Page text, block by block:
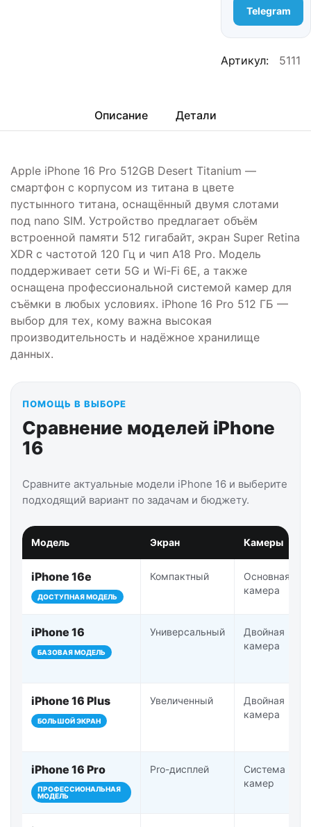
Telegram
Артикул: 5111
Описание Детали
Apple iPhone 16 Pro 512GB Desert Titanium —
смартфон с корпусом из титана в цвете
пустынного титана, оснащённый двумя слотами
под nano SIM. Устройство предлагает объём
встроенной памяти 512 гигабайт, экран Super Retina
XDR с частотой 120 Гц и чип A18 Pro. Модель
поддерживает сети 5G и Wi‑Fi 6E, а также
оснащена профессиональной системой камер для
съёмки в любых условиях. iPhone 16 Pro 512 ГБ —
выбор для тех, кому важна высокая
производительность и надёжное хранилище
данных.
ПОМОЩЬ В ВЫБОРЕ
Сравнение моделей iPhone
16
Сравните актуальные модели iPhone 16 и выберите
подходящий вариант по задачам и бюджету.
Модель Экран Камеры
iPhone 16e
ДОСТУПНАЯ МОДЕЛЬ
Компактный
Основная
камера
iPhone 16
БАЗОВАЯ МОДЕЛЬ
Универсальный
Двойная
камера
iPhone 16 Plus
БОЛЬШОЙ ЭКРАН
Увеличенный
Двойная
камера
iPhone 16 Pro
ПРОФЕССИОНАЛЬНАЯ
МОДЕЛЬ
Pro-дисплей
Система Pro-
камер